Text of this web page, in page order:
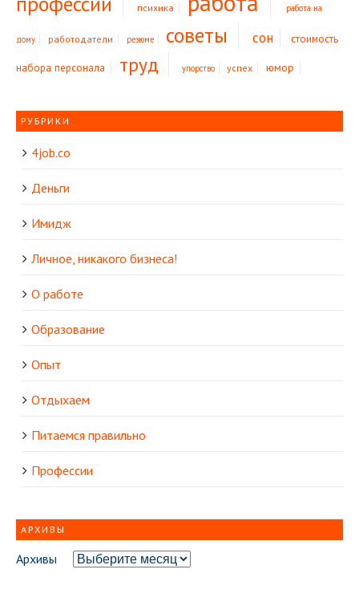
психика работа на
дому работодатели резюме советы сон стоимость
набора персонала труд упорство успех юмор
РУБРИКИ
4job.co
Деньги
Имидж
Личное, никакого бизнеса!
О работе
Образование
Опыт
Отдыхаем
Питаемся правильно
Профессии
АРХИВЫ
Архивы